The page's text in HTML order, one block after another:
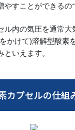
やすことができるの
ル内の気圧を通常
かけて)溶解型酸素
いえます。
カプセルの仕組